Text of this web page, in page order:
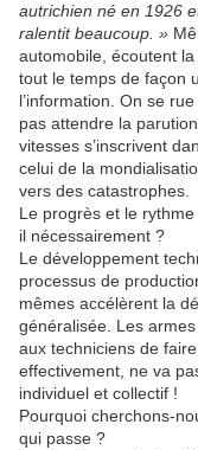
autrichien né en 1926
ralentit beaucoup. »
automobile, écoutent
tout le temps de façon
l’information. On se
pas attendre la
vitesses s’inscrivent
celui de la
vers des catastrophes.
Le progrès et le
il nécessairement ?
Le développement
processus de
mêmes accélèrent la
généralisée. Les
aux techniciens de
effectivement, ne va
individuel et collectif !
Pourquoi cherchons-
qui passe ?